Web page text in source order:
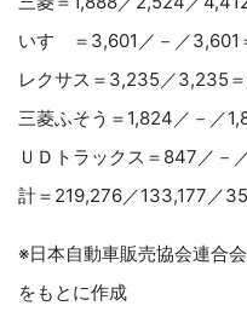
いすゞ＝3,601／－／3,601
レクサス＝3,235／3,235
三菱ふそう＝1,824／－／
ＵＤトラックス＝847／－
計＝219,276／133,177／
※日本自動車販売協会連合
をもとに作成